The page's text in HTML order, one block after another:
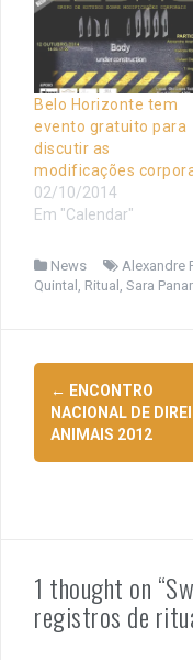
Belo Horizonte tem
evento gratuito para
discutir as
modificações
02/10/2014
Em "Calendar"
News Alexandre
Quintal , Ritual , Sara
Navegação
de
posts
← ENCONTRO
NACIONAL DE
ANIMAIS 2012
1 thought on “
registros de